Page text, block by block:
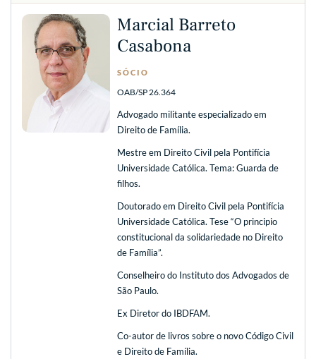
Marcial Barreto
Casabona
SÓCIO
OAB/SP 26.364
Advogado militante especializado em
Direito de Família.
Mestre em Direito Civil pela Pontifícia
Universidade Católica. Tema: Guarda de
filhos.
Doutorado em Direito Civil pela Pontifícia
Universidade Católica. Tese “O principio
constitucional da solidariedade no Direito
de Família”.
Conselheiro do Instituto dos Advogados de
São Paulo.
Ex Diretor do IBDFAM.
Co-autor de livros sobre o novo Código Civil
e Direito de Família.